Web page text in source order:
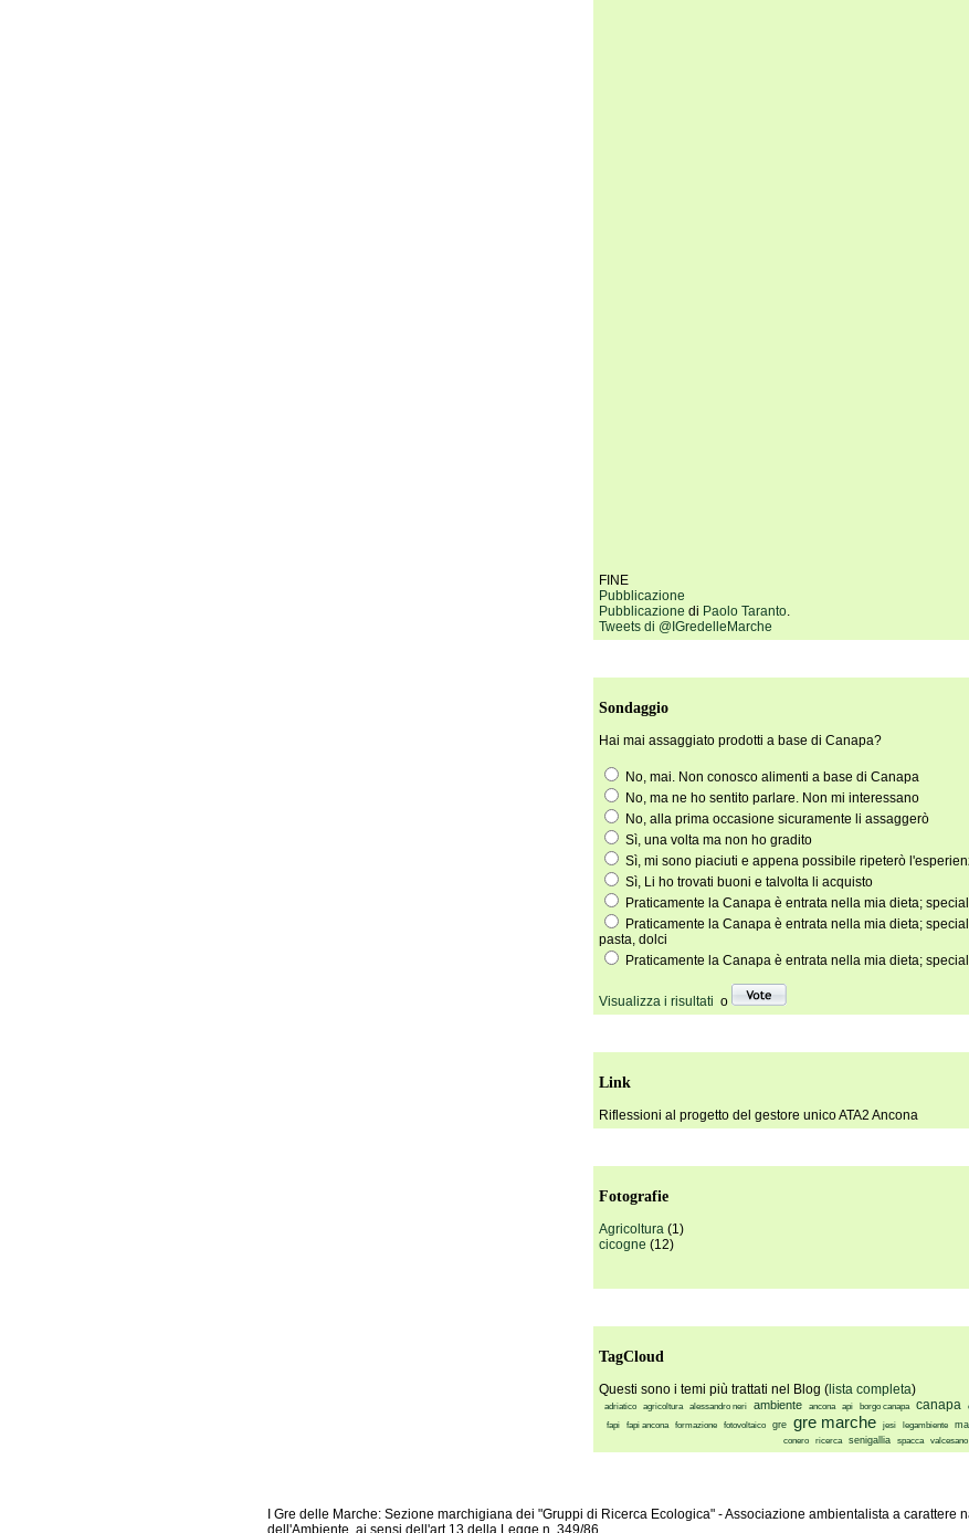
FINE
Pubblicazione
Pubblicazione di Paolo Taranto.
Tweets di @IGredelleMarche
Sondaggio
Hai mai assaggiato prodotti a base di Canapa?
No, mai. Non conosco alimenti a base di Canapa
No, ma ne ho sentito parlare. Non mi interessano
No, alla prima occasione sicuramente li assaggerò
Sì, una volta ma non ho gradito
Sì, mi sono piaciuti e appena possibile ripeterò
Sì, Li ho trovati buoni e talvolta li acquisto
Praticamente la Canapa è entrata nella mia dieta;
Praticamente la Canapa è entrata nella mia dieta;
pasta, dolci
Praticamente la Canapa è entrata nella mia dieta;
Visualizza i risultati o
Link
Riflessioni al progetto del gestore unico ATA2 Ancona
Fotografie
Agricoltura (1)
cicogne (12)
TagCloud
Questi sono i temi più trattati nel Blog ( lista completa)
adriatico agricoltura alessandro neri ambiente ancona api borgo canapa canapa
fapi
fapi ancona formazione fotovoltaico gre gre marche jesi legambiente
conero
ricerca senigallia spacca valcesano
I Gre delle Marche: Sezione marchigiana dei "Gruppi di Ricerca Ecologica" - Associazione ambientalista a carattere
dell'Ambiente, ai sensi dell'art.13 della Legge n. 349/86.